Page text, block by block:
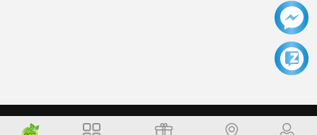
Copyright © 2006 Dochoikinhbac.com Alright reversed. Designed